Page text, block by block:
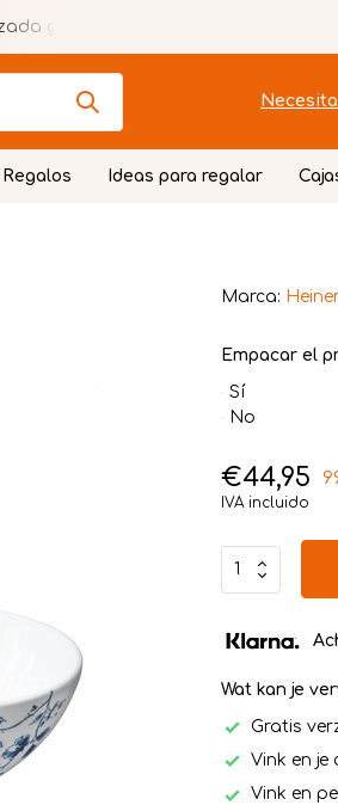
gratuita
Regalos Ideas para regalar
Marca:
Empacar el
Sí
No
€44,95
IVA incluido
Wat kan je
Gratis
Vink en
Vink en